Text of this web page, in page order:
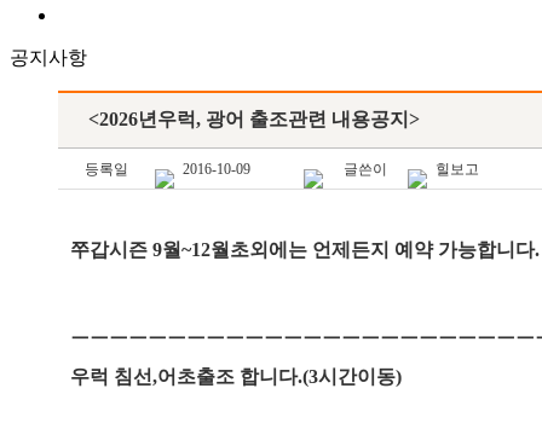
공지사항
<2026년우럭, 광어 출조관련 내용공지>
등록일 2016-10-09 글쓴이 힐보고
쭈갑시즌 9월~12월초외에는 언제든지 예약 가능합니다.
ㅡㅡㅡㅡㅡㅡㅡㅡㅡㅡㅡㅡㅡㅡㅡㅡㅡㅡㅡㅡㅡㅡㅡ
우럭 침선,어초출조 합니다.(3시간이동)